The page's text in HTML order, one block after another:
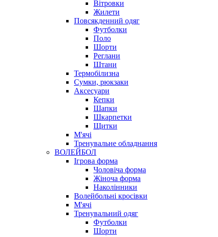
Вітровки
Жилети
Повсякденний одяг
Футболки
Поло
Шорти
Реглани
Штани
Термобілизна
Сумки, рюкзаки
Аксесуари
Кепки
Шапки
Шкарпетки
Щитки
М'ячі
Тренувальне обладнання
ВОЛЕЙБОЛ
Ігрова форма
Чоловіча форма
Жіноча форма
Наколінники
Волейбольні кросівки
М'ячі
Тренувальний одяг
Футболки
Шорти